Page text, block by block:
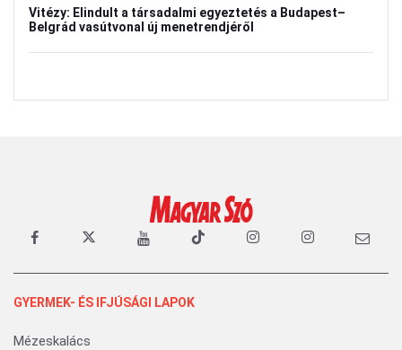
Vitézy: Elindult a társadalmi egyeztetés a Budapest–
Belgrád vasútvonal új menetrendjéről
GYERMEK- ÉS IFJÚSÁGI LAPOK
Mézeskalács